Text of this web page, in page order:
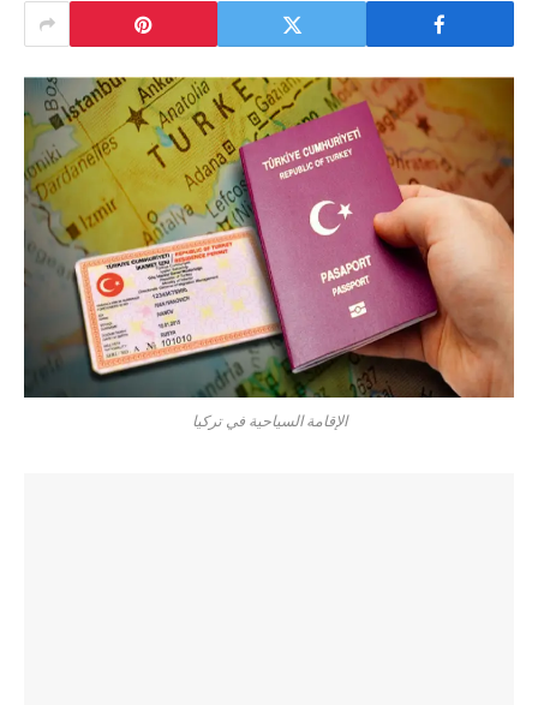
الإقامة السياحية في تركيا